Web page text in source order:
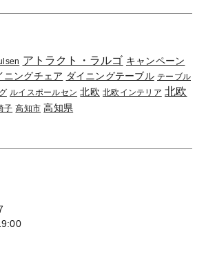
アトラクト・ラルゴ キャンペーン
ニングチェア ダイニングテーブル テーブル
ルイスポールセン 北欧 北欧インテリア 北欧
子 高知市 高知県